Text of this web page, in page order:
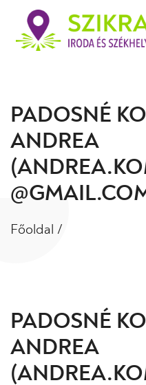
PADOSNÉ
ANDREA
Főoldal /
PADOSNÉ
ANDREA